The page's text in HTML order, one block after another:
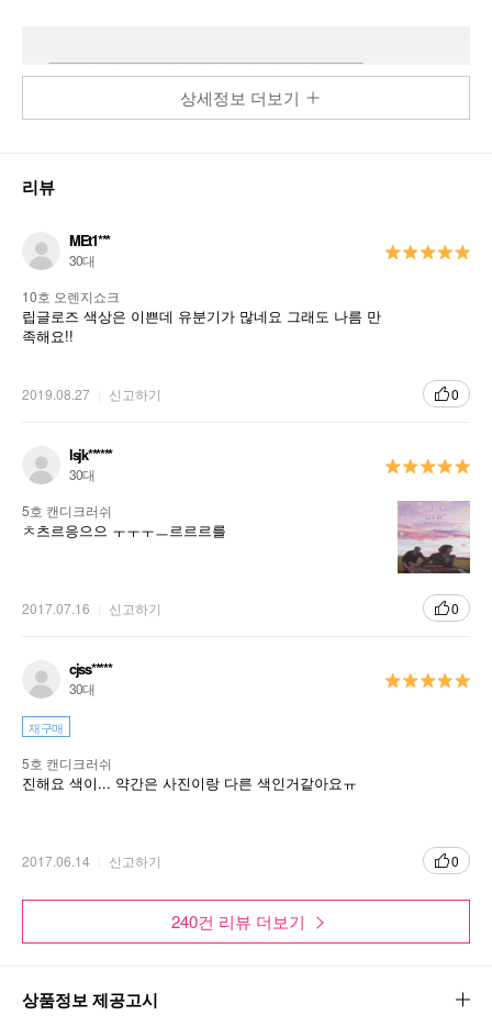
상세정보 더보기
리뷰
MEt1***
30대
10호 오렌지쇼크
립글로즈 색상은 이쁜데 유분기가 많네요 그래도 나름 만
족해요!!
2019.08.27 신고하기 0
lsjk******
30대
5호 캔디크러쉬
ㅊ츠르응으으 ㅜㅜㅜㅡ르르르를
2017.07.16 신고하기 0
cjss*****
30대
재구매
5호 캔디크러쉬
진해요 색이... 약간은 사진이랑 다른 색인거같아요ㅠ
2017.06.14 신고하기 0
240건 리뷰 더보기
상품정보 제공고시